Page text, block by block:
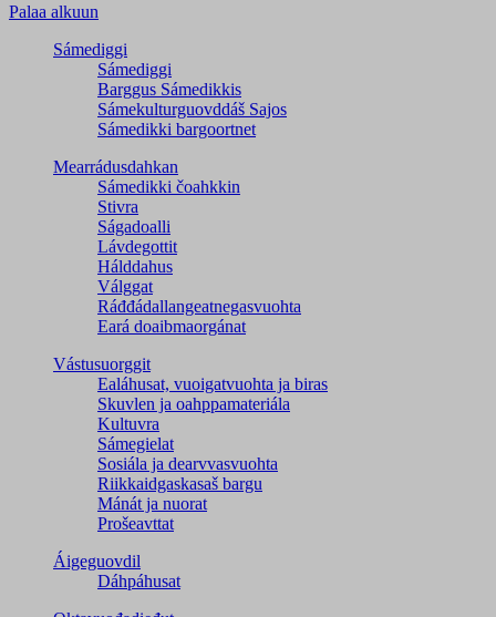
Palaa alkuun
Sámediggi
Sámediggi
Barggus Sámedikkis
Sámekulturguovddáš Sajos
Sámedikki bargoortnet
Mearrádusdahkan
Sámedikki čoahkkin
Stivra
Ságadoalli
Lávdegottit
Hálddahus
Válggat
Ráđđádallangeatnegas­vuohta
Eará doaibmaorgánat
Vástusuorggit
Ealáhusat, vuoigatvuohta ja biras
Skuvlen ja oahppamateriála
Kultuvra
Sámegielat
Sosiála ja dearvvasvuohta
Riikkaidgaskasaš bargu
Mánát ja nuorat
Prošeavttat
Áigeguovdil
Dáhpáhusat